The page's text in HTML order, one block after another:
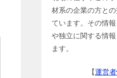
材系の企業の方と
ています。その情
や独立に関する情
ます。
【運営